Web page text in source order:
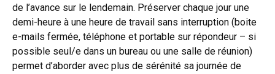
de l’avance sur le lendemain. Préserver chaque jour une
demi-heure à une heure de travail sans interruption (boite
e-mails fermée, téléphone et portable sur répondeur – si
possible seul/e dans un bureau ou une salle de réunion)
permet d’aborder avec plus de sérénité sa journée de